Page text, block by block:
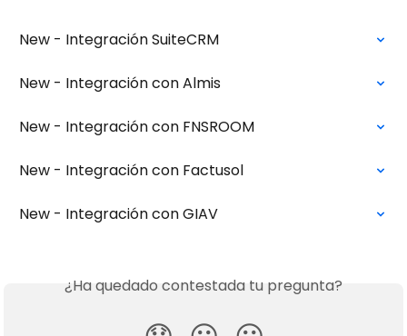
New - Integración SuiteCRM
New - Integración con Almis
New - Integración con FNSROOM
New - Integración con Factusol
New - Integración con GIAV
¿Ha quedado contestada tu pregunta?